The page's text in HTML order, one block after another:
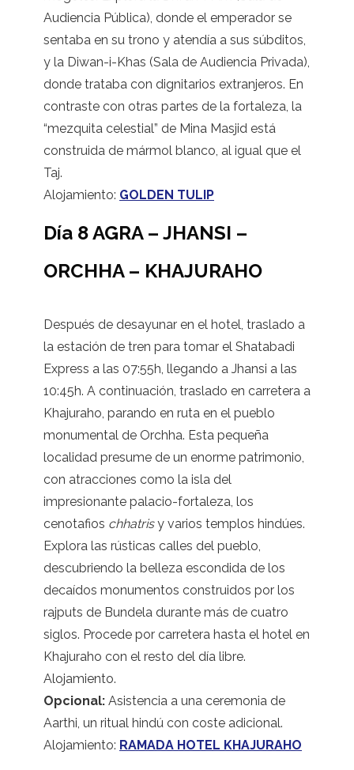
Audiencia Pública), donde el emperador se
sentaba en su trono y atendía a sus súbditos,
y la Diwan-i-Khas (Sala de Audiencia Privada),
donde trataba con dignitarios extranjeros. En
contraste con otras partes de la fortaleza, la
“mezquita celestial” de Mina Masjid está
construida de mármol blanco, al igual que el
Taj.
Alojamiento: GOLDEN TULIP
Día 8 AGRA – JHANSI –
ORCHHA – KHAJURAHO
Después de desayunar en el hotel, traslado a
la estación de tren para tomar el Shatabadi
Express a las 07:55h, llegando a Jhansi a las
10:45h. A continuación, traslado en carretera a
Khajuraho, parando en ruta en el pueblo
monumental de Orchha. Esta pequeña
localidad presume de un enorme patrimonio,
con atracciones como la isla del
impresionante palacio-fortaleza, los
cenotafios chhatrisy varios templos hindúes.
Explora las rústicas calles del pueblo,
descubriendo la belleza escondida de los
decaídos monumentos construidos por los
rajputs de Bundela durante más de cuatro
siglos. Procede por carretera hasta el hotel en
Khajuraho con el resto del día libre.
Alojamiento.
Opcional: Asistencia a una ceremonia de
Aarthi, un ritual hindú con coste adicional.
Alojamiento: RAMADA HOTEL KHAJURAHO